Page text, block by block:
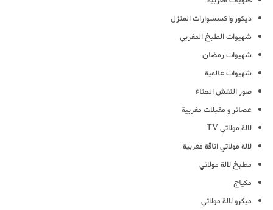
ديكور واكسسوارات المنزل
شهيوات الطبخ المغربي
شهيوات رمضان
شهيوات عالمية
صور النقش الحناء
عصائر و مقبلات مغربية
لالة مولاتي TV
لالة مولاتي اناقة مغربية
مطبخ لالة مولاتي
مكياج
ميكرو لالة مولاتي